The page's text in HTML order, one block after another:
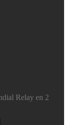
Relay en 2